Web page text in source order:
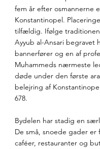
fem år efter osmannerne
Konstantinopel.
tilfældig. Ifølge
Ayyub al-Ansari begravet
bannerfører og en af
Muhammeds nærmeste
døde under den første
belejring af
678.
Bydelen har stadig en
De små, snoede gader er
caféer, restauranter og